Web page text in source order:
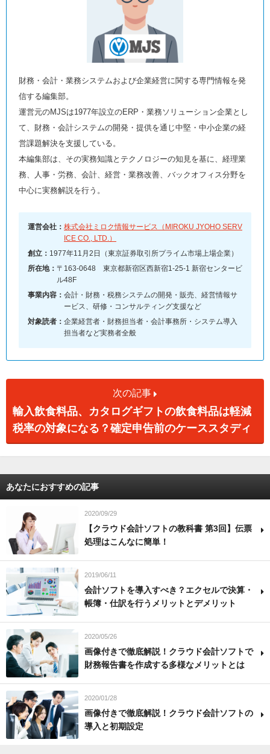
財務・会計・業務システムおよび企業経営に関する専門情報を発
信する編集部。
運営元のMJSは1977年設立のERP・業務ソリューション企業とし
て、財務・会計システムの開発・提供を通じ中堅・中小企業の経
営課題解決を支援している。
本編集部は、その実務知識とテクノロジーの知見を基に、経理業
務、人事・労務、会計、経営・業務改善、バックオフィス分野を
中心に実務解説を行う。
運営会社： 株式会社ミロク情報サービス（MIROKU JYOHO SERV
ICE CO., LTD.）
創立： 1977年11月2日（東京証券取引所プライム市場上場企業）
所在地： 〒163-0648 東京都新宿区西新宿1-25-1 新宿センタービ
ル48F
事業内容： 会計・財務・税務システムの開発・販売、経営情報サ
ービス、研修・コンサルティング支援など
対象読者： 企業経営者・財務担当者・会計事務所・システム導入
担当者など実務者全般
次の記事
輸入飲食料品、カタログギフトの飲食料品は軽減
税率の対象になる？確定申告前のケーススタディ
あなたにおすすめの記事
2020/09/29
【クラウド会計ソフトの教科書 第3回】伝票
処理はこんなに簡単！
2019/06/11
会計ソフトを導入すべき？エクセルで決算・
帳簿・仕訳を行うメリットとデメリット
2020/05/26
画像付きで徹底解説！クラウド会計ソフトで
財務報告書を作成する多様なメリットとは
2020/01/28
画像付きで徹底解説！クラウド会計ソフトの
導入と初期設定